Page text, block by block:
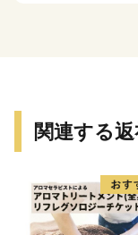
であるチキンラ
関連する